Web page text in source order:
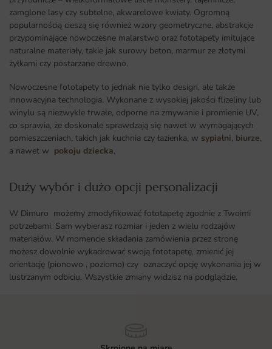
zamglone lasy czy subtelne, akwarelowe kwiaty. Ogromną
popularnością cieszą się również wzory geometryczne, abstrakcje
przypominające nowoczesne malarstwo oraz fototapety imitujące
naturalne materiały, takie jak surowy beton, marmur ze złotymi
żyłkami czy postarzane drewno.
Nowoczesne fototapety to jednak nie tylko design, ale także
innowacyjna technologia. Wykonane z wysokiej jakości flizeliny lub
winylu są niezwykle trwałe, odporne na zmywanie i promienie UV,
co sprawia, że doskonale sprawdzają się nawet w wymagających
pomieszczeniach, takich jak kuchnia czy łazienka, w sypialni, biurze,
a nawet w pokoju dziecka,
Duży wybór i dużo opcji personalizacji ​
W Dimuro możemy zmodyfikować fototapetę zgodnie z Twoimi
potrzebami. Sam wybierasz rozmiar i jeden z wielu rodzajów
materiałów. W momencie składania zamówienia przez stronę
możesz dowolnie wykadrować swoją fototapetę, zmienić jej
orientację (pionowo , poziomo) czy oznaczyć opcję wykonania jej w
lustrzanym odbiciu. Wszystkie zmiany widzisz na podglądzie.